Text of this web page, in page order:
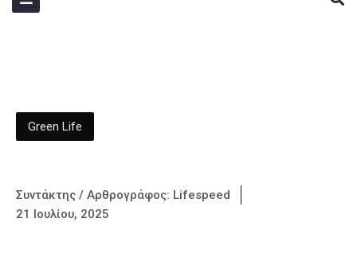
Green Life
Συντάκτης / Αρθρογράφος: Lifespeed
21 Ιουλίου, 2025